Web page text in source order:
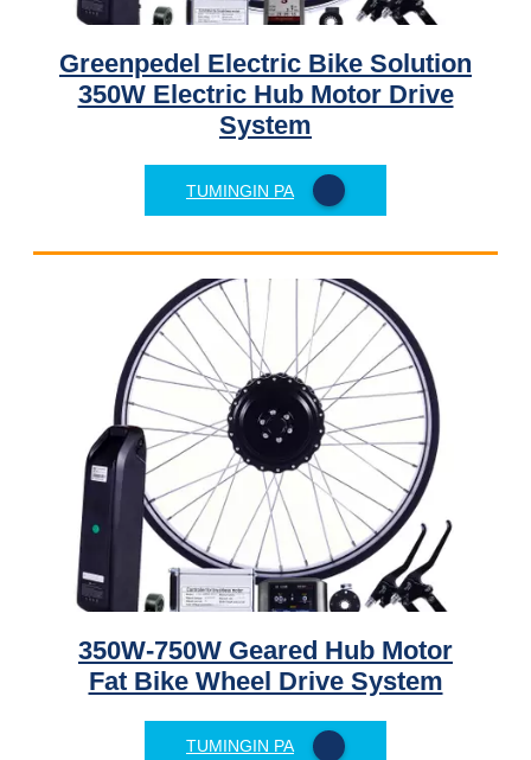
Greenpedel Electric Bike Solution
350W Electric Hub Motor Drive
System
TUMINGIN PA
350W-750W Geared Hub Motor
Fat Bike Wheel Drive System
TUMINGIN PA